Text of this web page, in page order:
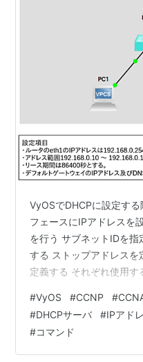
VyOSでDHCPに設定す
フェースにIPアドレスを
を行う サブネットIDを
する ストップアドレスを
定義する それぞれ使用す
設定項目 コマンド サブ
dhcp-server shared-
subnet <ネットワークア
subnet-id <サブネット
#VyOS #CCNP #
#DHCPサーバ #IPアド
#コマンド